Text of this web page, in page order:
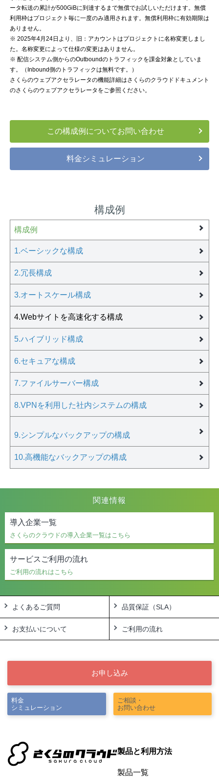
ータ転送の累計が500GiBに到達するまで無償でお試しいただけます。無償
利用枠はプロジェクト毎に一度のみ適用されます。無償利用枠に有効期限は
ありません。
※ 2025年4月24日より、旧：アカウントはプロジェクトに名称変更しまし
た。名称変更によって仕様の変更はありません。
※ 配信システム側からのOutboundのトラフィックを課金対象としていま
す。（Inbound側のトラフィックは無料です。）
さくらのウェブアクセラレータの機能詳細はさくらのクラウドドキュメント
のさくらのウェブアクセラレータ をご参照ください。
この構成例についてお問い合わせ
料金シミュレーション
構成例
構成例
1.ベーシックな構成
2.冗長構成
3.オートスケール構成
4.Webサイトを高速化する構成
5.ハイブリッド構成
6.セキュアな構成
7.ファイルサーバー構成
8.VPNを利用した社内システムの構成
9.シンプルなバックアップの構成
10.高機能なバックアップの構成
関連情報
導入企業一覧
さくらのクラウドの導入企業一覧はこちら
サービスご利用の流れ
ご利用の流れはこちら
よくあるご質問 品質保証（SLA）
お支払いについて ご利用の流れ
お申し込み
ご相談・
お問い合わせ
料金
シミュレーション
製品と利用方法
製品一覧